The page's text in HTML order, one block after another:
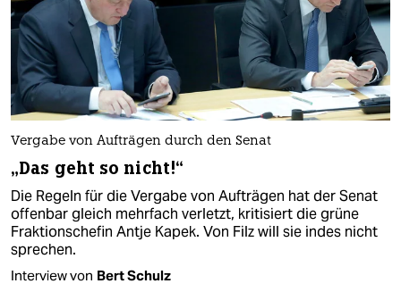
Vergabe von Aufträgen durch den Senat
„Das geht so nicht!“
Die Regeln für die Vergabe von Aufträgen hat der Senat
offenbar gleich mehrfach verletzt, kritisiert die grüne
Fraktionschefin Antje Kapek. Von Filz will sie indes nicht
sprechen.
Interview von Bert Schulz